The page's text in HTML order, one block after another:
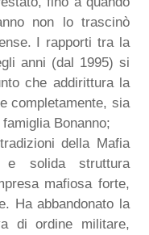
non lo trascinò
I rapporti tra la
anni (dal 1995) si
che addirittura la
completamente, sia
Bonanno;
della Mafia
e solida struttura
mafiosa forte,
Ha abbandonato la
di ordine militare,